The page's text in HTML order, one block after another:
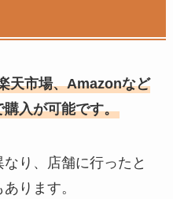
天市場、Amazonなど
入が可能です。
り、店舗に行ったと
ります。